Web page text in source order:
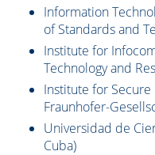
Information
of Standards and
Institute for
Technology and
Institute for
Fraunhofer-
Universidad de
Cuba)